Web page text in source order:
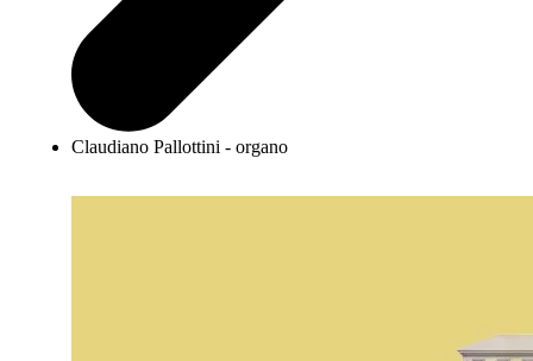
Claudiano Pallottini - organo